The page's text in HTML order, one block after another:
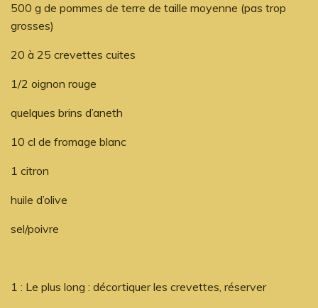
500 g de pommes de terre de taille moyenne (pas trop
grosses)
20 à 25 crevettes cuites
1/2 oignon rouge
quelques brins d’aneth
10 cl de fromage blanc
1 citron
huile d’olive
sel/poivre
1 : Le plus long : décortiquer les crevettes, réserver